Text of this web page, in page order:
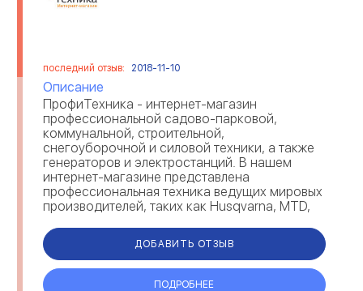
последний отзыв: 2018-11-10
Описание
ПрофиТехника - интернет-магазин
профессиональной садово-парковой,
коммунальной, строительной,
снегоуборочной и силовой техники, а также
генераторов и электростанций. В нашем
интернет-магазине представлена
профессиональная техника ведущих мировых
производителей, таких как Husqvarna, MTD,
нас вы на...
ДОБАВИТЬ ОТЗЫВ
ПОДРОБНЕЕ